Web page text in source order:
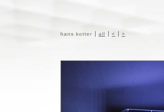
hans kotter all < >